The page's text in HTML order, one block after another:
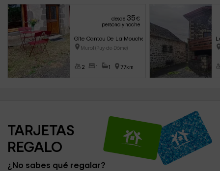
desde 35€
persona y noche
Gîte Cantou De La Mouche
Murol (Puy-de-Dôme)
2 1 1 77km
TARJETAS
REGALO
¿No sabes qué regalar?